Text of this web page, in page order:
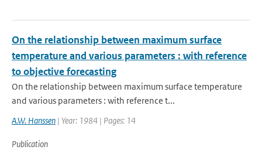
On the relationship between maximum surface
temperature and various parameters : with reference
to objective forecasting
On the relationship between maximum surface temperature
and various parameters : with reference t...
A.W. Hanssen | Year: 1984 | Pages: 14
Publication